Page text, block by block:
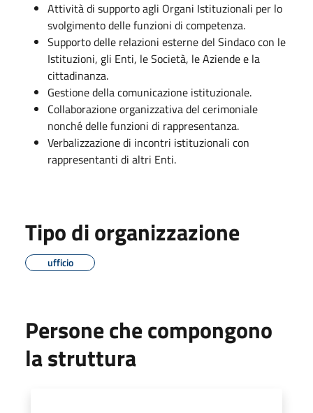
Attività di supporto agli Organi Istituzionali per lo
svolgimento delle funzioni di competenza.
Supporto delle relazioni esterne del Sindaco con le
Istituzioni, gli Enti, le Società, le Aziende e la
cittadinanza.
Gestione della comunicazione istituzionale.
Collaborazione organizzativa del cerimoniale
nonché delle funzioni di rappresentanza.
Verbalizzazione di incontri istituzionali con
rappresentanti di altri Enti.
Tipo di organizzazione
ufficio
Persone che compongono
la struttura